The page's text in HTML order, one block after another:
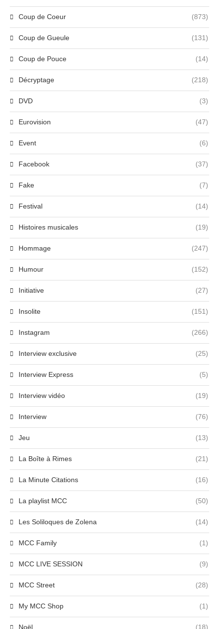
Coup de Coeur (873)
Coup de Gueule (131)
Coup de Pouce (14)
Décryptage (218)
DVD (3)
Eurovision (47)
Event (6)
Facebook (37)
Fake (7)
Festival (14)
Histoires musicales (19)
Hommage (247)
Humour (152)
Initiative (27)
Insolite (151)
Instagram (266)
Interview exclusive (25)
Interview Express (5)
Interview vidéo (19)
Interview (76)
Jeu (13)
La Boîte à Rimes (21)
La Minute Citations (16)
La playlist MCC (50)
Les Soliloques de Zolena (14)
MCC Family (1)
MCC LIVE SESSION (9)
MCC Street (28)
My MCC Shop (1)
Noël (18)